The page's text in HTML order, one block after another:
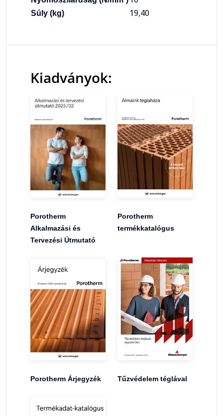
Súly (kg) 19,40
Kiadványok:
Porotherm
Alkalmazási és
Tervezési Útmutató
Porotherm
termékkatalógus
Porotherm Árjegyzék Tűzvédelem téglával